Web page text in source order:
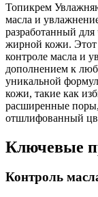
Топикрем
масла и
разработанный
жирной кожи. Этот
контроле масла и
дополнением к
уникальной
кожи, такие как
расширенные
отшлифованный
Ключевые
Контроль